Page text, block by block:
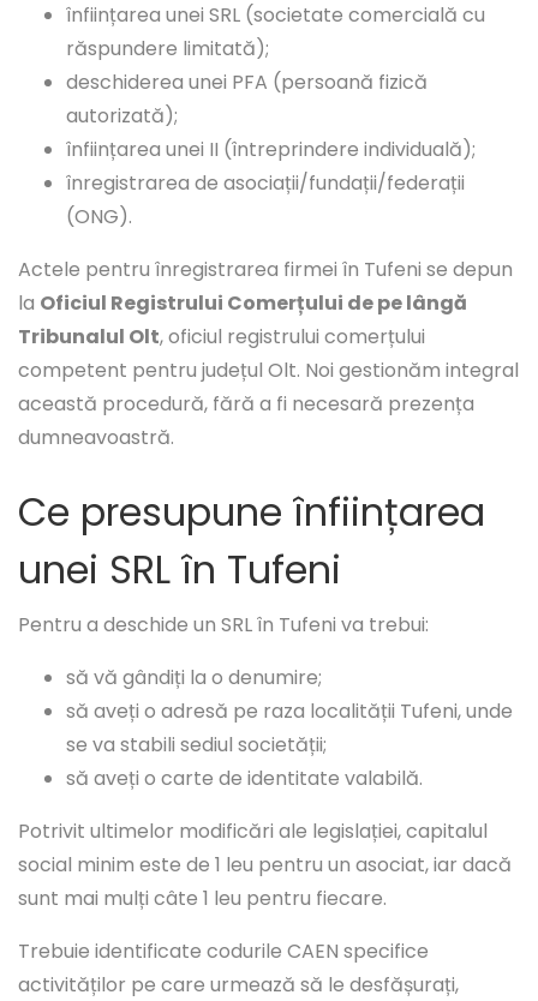
înființarea unei SRL (societate comercială cu
răspundere limitată);
deschiderea unei PFA (persoană fizică
autorizată);
înființarea unei II (întreprindere individuală);
înregistrarea de asociații/fundații/federații
(ONG).
Actele pentru înregistrarea firmei în Tufeni se depun
la Oficiul Registrului Comerțului de pe lângă
Tribunalul Olt, oficiul registrului comerțului
competent pentru județul Olt. Noi gestionăm integral
această procedură, fără a fi necesară prezența
dumneavoastră.
Ce presupune înființarea
unei SRL în Tufeni
Pentru a deschide un SRL în Tufeni va trebui:
să vă gândiți la o denumire;
să aveți o adresă pe raza localității Tufeni, unde
se va stabili sediul societății;
să aveți o carte de identitate valabilă.
Potrivit ultimelor modificări ale legislației, capitalul
social minim este de 1 leu pentru un asociat, iar dacă
sunt mai mulți câte 1 leu pentru fiecare.
Trebuie identificate codurile CAEN specifice
activităților pe care urmează să le desfășurați,